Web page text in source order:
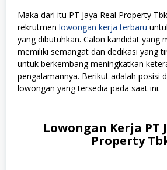
Maka dari itu PT Jaya Real Property
rekrutmen lowongan kerja terbaru
yang dibutuhkan. Calon kandidat yang
memiliki semangat dan dedikasi yang
untuk berkembang meningkatkan
pengalamannya. Berikut adalah posisi
lowongan yang tersedia pada saat ini.
Lowongan Kerja PT
Property